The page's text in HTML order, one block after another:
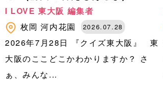
I LOVE 東大阪 編集者
枚岡 河内花園 2026.07.28
2026年7月28日 『クイズ東大阪』 東
大阪のここどこかわかりますか？ さ
ぁ、みんな...